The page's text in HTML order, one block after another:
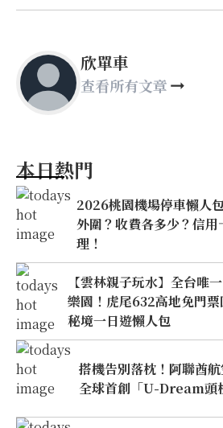
欣單車
查看所有文章
本日熱門
2026桃園機場停車懶人
外圍？收費各多少？信
理！
【雲林親子玩水】全台唯
樂園！虎尾632高地免門
秘境一日遊懶人包
搭機告別落枕！阿聯酋
全球首創「U-Dream頭